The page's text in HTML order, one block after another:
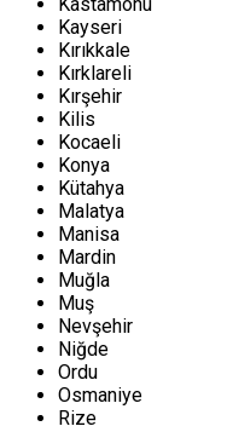
Kayseri
Kırıkkale
Kırklareli
Kırşehir
Kilis
Kocaeli
Konya
Kütahya
Malatya
Manisa
Mardin
Muğla
Muş
Nevşehir
Niğde
Ordu
Osmaniye
Rize